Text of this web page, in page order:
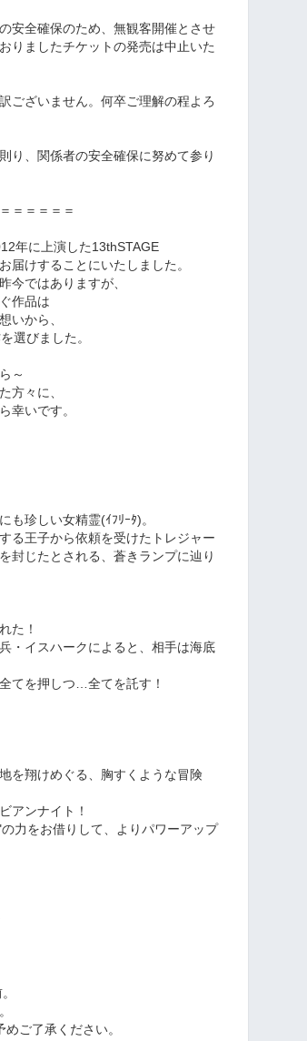
安全確保のため、無観客開催とさせ
りましたチケットの発売は中止いた
ございません。何卒ご理解の程よろ
り、関係者の安全確保に努めて参り
＝＝＝＝＝
年に上演した13thSTAGE
届けすることにいたしました。
今ではありますが、
作品は
いから、
選びました。
～
方々に、
幸いです。
珍しい女精霊(ｲﾌﾘｰﾀ)。
る王子から依頼を受けたトレジャー
封じたとされる、蒼きランプに辿り
た！
・イスハークによると、相手は海底
てを押しつ…全てを託す！
を翔けめぐる、胸すくような冒険
アンナイト！
力をお借りして、よりパワーアップ
ご了承ください。